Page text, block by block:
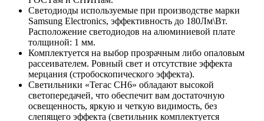
Светодиоды используемые при производстве марки
Samsung Electronics, эффективность до 180Лм\Вт.
Расположение светодиодов на алюминиевой плате
толщиной: 1 мм.
Комплектуется на выбор прозрачным либо опаловым
рассеивателем. Ровный свет и отсутствие эффекта
мерцания (стробоскопического эффекта).
Светильники «Тегас СН6» обладают высокой
светопередачей, что обеспечит вам достаточную
освещенность, яркую и четкую видимость, без
слепящего эффекта (светильник комплектуется